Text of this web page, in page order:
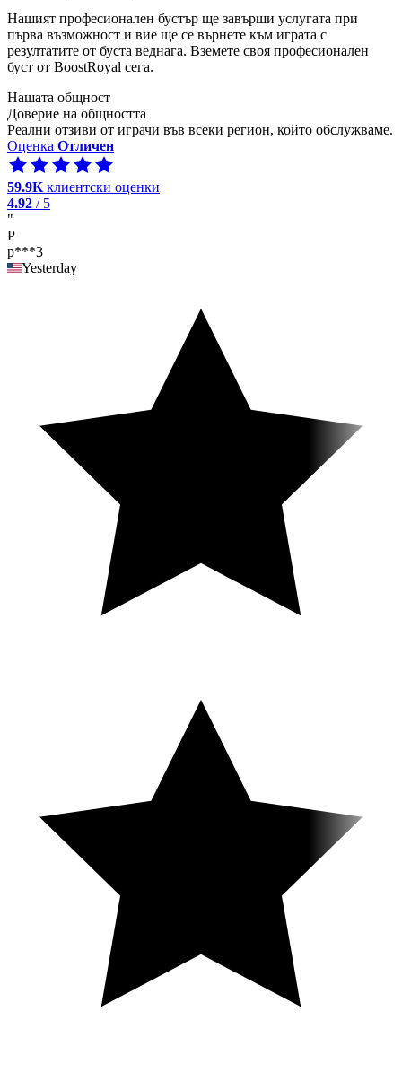
Нашият професионален бустър ще завърши услугата при
първа възможност и вие ще се върнете към играта с
резултатите от буста веднага. Вземете своя професионален
буст от BoostRoyal сега.
Нашата общност
Доверие на общността
Реални отзиви от играчи във всеки регион, който обслужваме.
Оценка Отличен
59.9K клиентски оценки
4.92 / 5
"
P
p***3
Yesterday